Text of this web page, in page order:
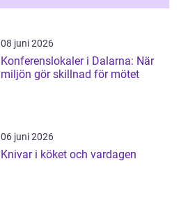
08 juni 2026
Konferenslokaler i Dalarna: När
miljön gör skillnad för mötet
06 juni 2026
Knivar i köket och vardagen